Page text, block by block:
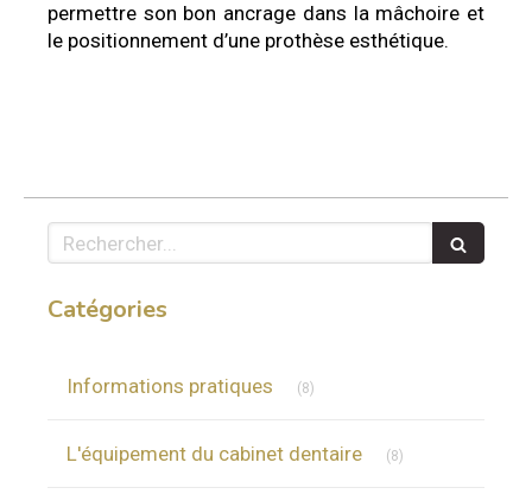
permettre son bon ancrage dans la mâchoire et
le positionnement d’une prothèse esthétique.
Rechercher
Catégories
Informations pratiques (8)
L'équipement du cabinet dentaire (8)